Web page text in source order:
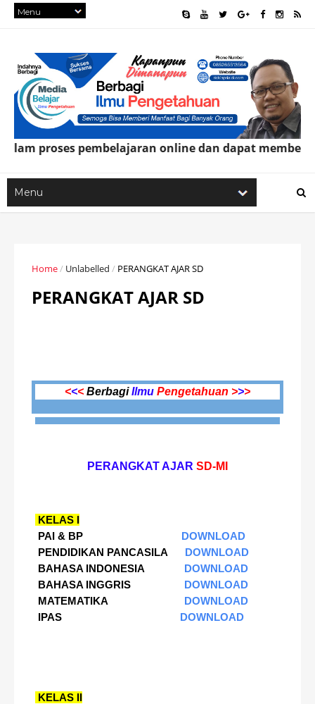
pembelajaran online dan dapat memberi
Home/ Unlabelled / PERANGKAT AJAR SD
PERANGKAT AJAR SD
<<< BerbagiIlmu Pengetahuan >>>
PERANGKAT AJAR SD-MI
KELAS I
PAI & BP
DOWNLOAD
PENDIDIKAN PANCASILA DOWNLOAD
BAHASA INDONESIA DOWNLOAD
BAHASA INGGRIS DOWNLOAD
MATEMATIKA DOWNLOAD
IPAS
DOWNLOAD
KELAS II